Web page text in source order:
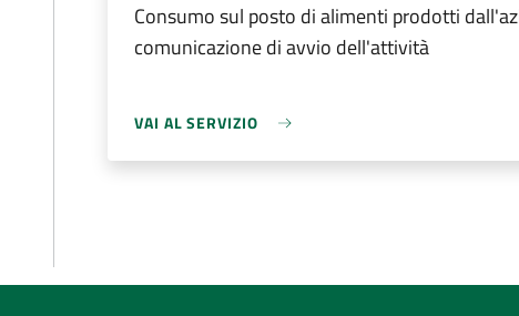
Consumo sul posto di alimenti prodotti
comunicazione di avvio dell'attività
VAI AL SERVIZIO